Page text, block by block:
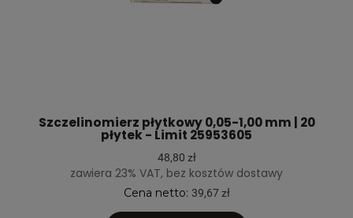
Szczelinomierz płytkowy 0,05-1,00 mm | 20
płytek - Limit 25953605
48,80 zł
zawiera 23% VAT, bez kosztów dostawy
Cena netto: 39,67 zł